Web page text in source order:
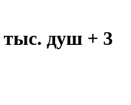
душ + 3